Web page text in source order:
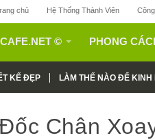
chủ Hệ Thống Thành Viên
© PHONG
KẾ ĐẸP LÀM THẾ NÀO ĐỂ
Chân